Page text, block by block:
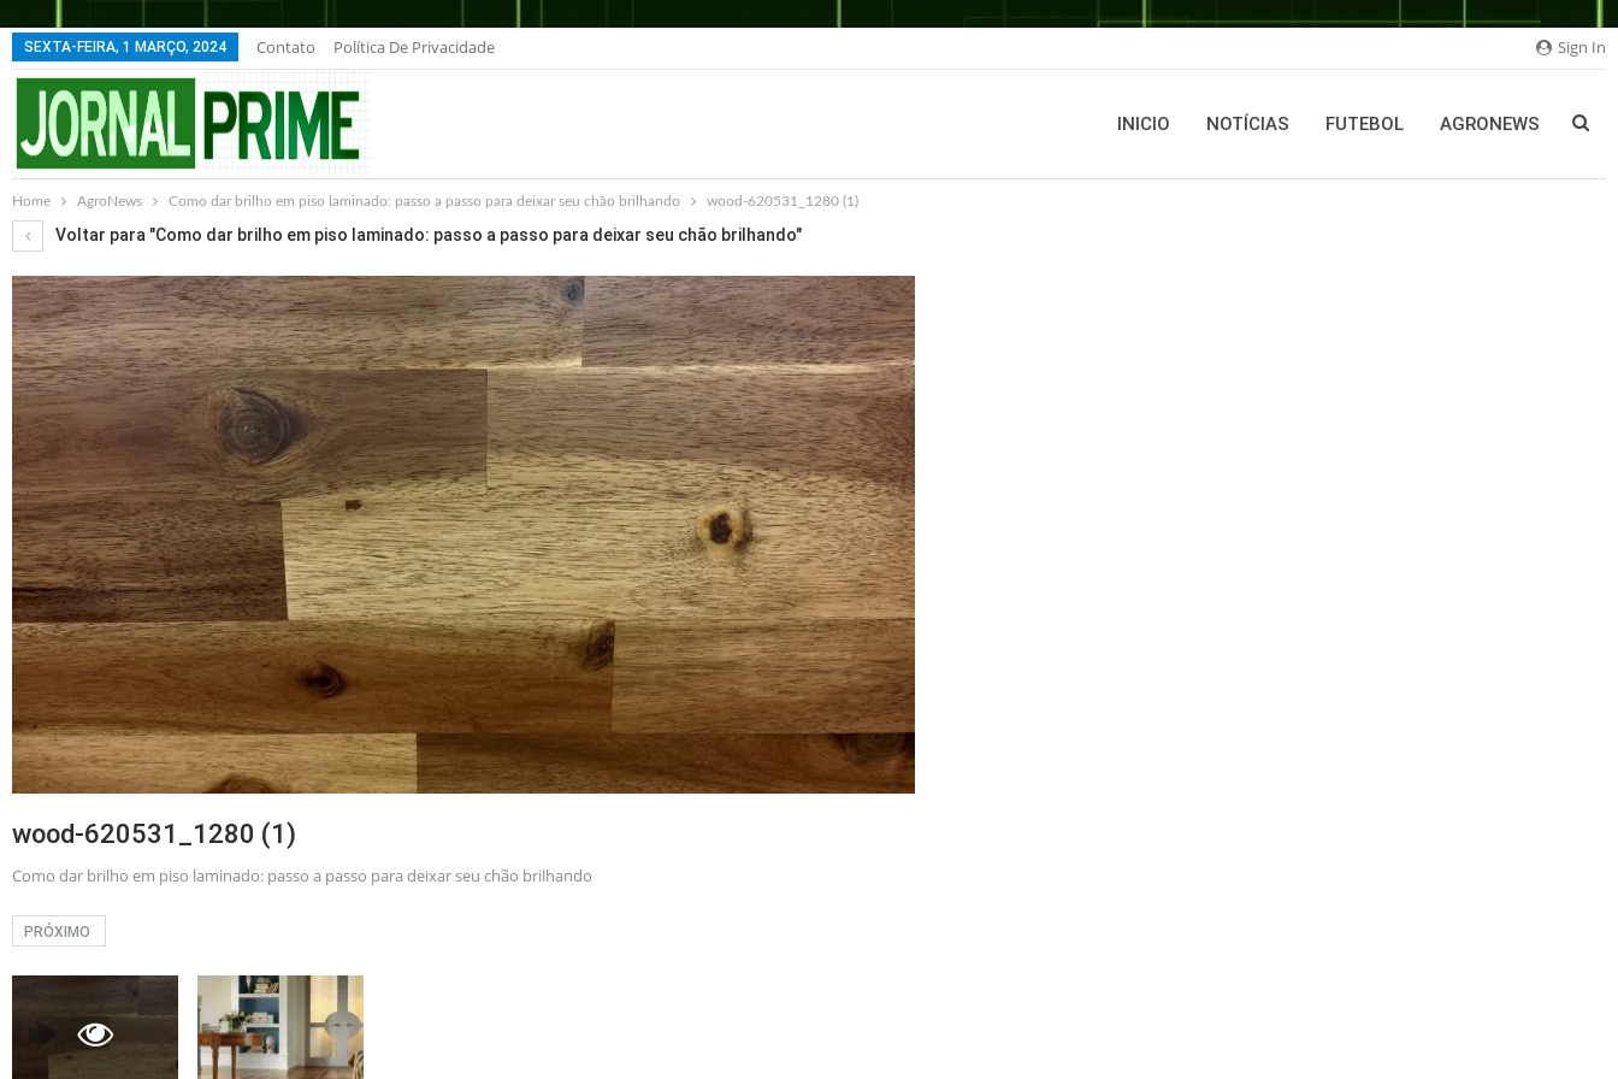
Sign In
SEXTA-FEIRA, 1 MARÇO, 2024 Contato Política De Privacidade
INICIO NOTÍCIAS FUTEBOL AGRONEWS
Home AgroNews Como dar brilho em piso laminado: passo a passo para deixar seu chão brilhando wood-620531_1280 (1)
Voltar para "Como dar brilho em piso laminado: passo a passo para deixar seu chão brilhando"
wood-620531_1280 (1)
Como dar brilho em piso laminado: passo a passo para deixar seu chão brilhando
PRÓXIMO